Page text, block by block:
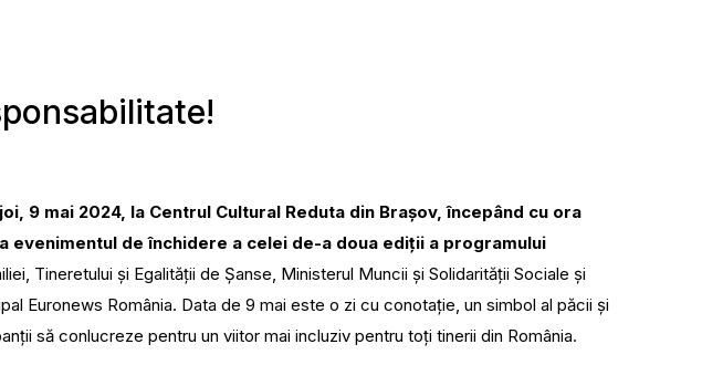
9 mai 2024, la Centrul Cultural Reduta din Brașov, începând cu ora
evenimentul de închidere a celei de-a doua ediții a programului
Tineretului și Egalității de Șanse, Ministerul Muncii și Solidarității Sociale și
Euronews România. Data de 9 mai este o zi cu conotație, un simbol al păcii și
să conlucreze pentru un viitor mai incluziv pentru toți tinerii din România.